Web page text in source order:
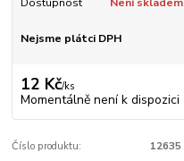
Dostupnost Není skladem
Nejsme plátci DPH
12 Kč/ks
Momentálně není k dispozici
Číslo produktu: 12635